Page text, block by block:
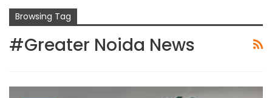
Browsing Tag
#greater Noida News